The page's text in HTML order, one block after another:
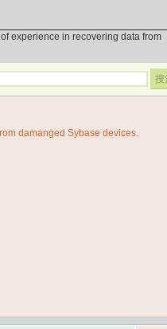
experience in recovering data from
damanged Sybase devices.